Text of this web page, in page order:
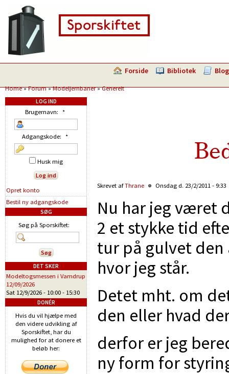
Forside Bibliotek Blog
Home»Forum»Modeljernbaner»Generelt
Skrevet afThrane Onsdag d. 23/2/2011 - 9:33
Nu har jeg været
2 et stykke tid
tur på gulvet den
hvor jeg står.
Detet mht. om
den eller hvad
derfor er jeg
ny form for
LOG IND
Brugernavn: *
Adgangskode: *
Husk mig
Opret konto
Bestil ny adgangskode
SØG
Søg på Sporskiftet:
DET SKER
Modeltogsmessen i Vamdrup
12/09/2026
Sat 12/9/2026 - 10:00 - 15:30
DONÉR
Hvis du vil hjælpe med
den videre udvikling af
Sporskiftet, har du
mulighed for at donere et
beløb her: